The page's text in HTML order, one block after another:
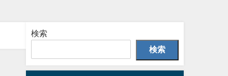
検索
検索